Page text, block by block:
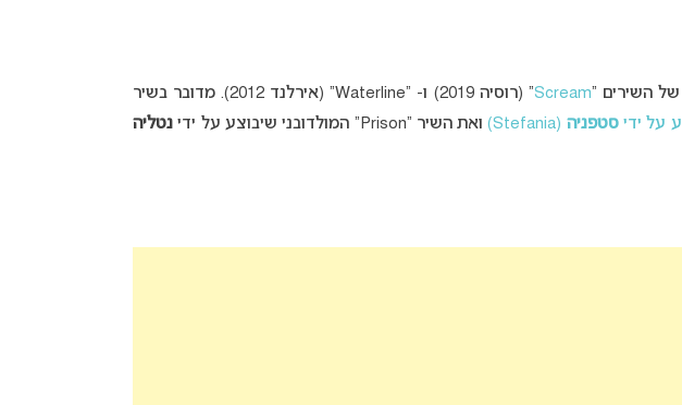
Scream
” (רוסיה 2019) ו- “Waterline” (אירלנד 2012). מדובר בשיר
סטפניה (Stefania) ואת השיר “Prison” המולדובני שיבוצע על ידי
נטליה